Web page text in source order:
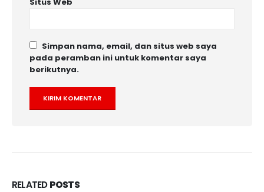
Situs Web
Simpan nama, email, dan situs web saya
pada peramban ini untuk komentar saya
berikutnya.
RELATEDPOSTS